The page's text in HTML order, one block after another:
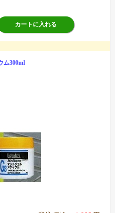
カートに入れる
ム300ml